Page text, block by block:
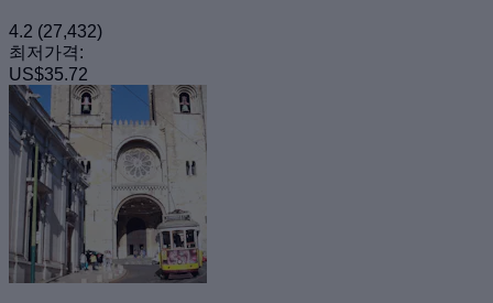
4.2 (27,432)
최저가격:
US$35.72